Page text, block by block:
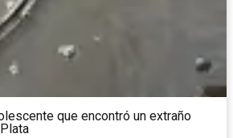
que encontró un extraño